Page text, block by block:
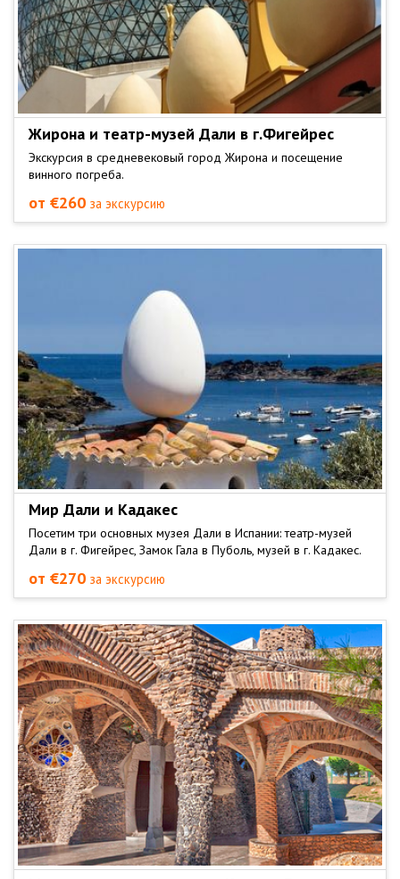
Жирона и театр-музей Дали в г.Фигейрес
Экскурсия в средневековый город Жирона и посещение
винного погреба.
от €260 за экскурсию
Мир Дали и Кадакес
Посетим три основных музея Дали в Испании: театр-музей
Дали в г. Фигейрес, Замок Гала в Пуболь, музей в г. Кадакес.
от €270 за экскурсию